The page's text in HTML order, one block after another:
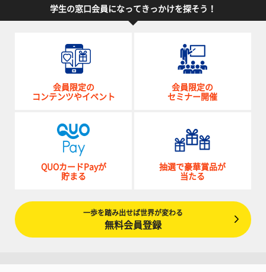
学生の窓口会員になってきっかけを探そう！
会員限定の
コンテンツやイベント
会員限定の
セミナー開催
QUOカードPayが
貯まる
抽選で豪華賞品が
当たる
一歩を踏み出せば世界が変わる
無料会員登録